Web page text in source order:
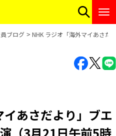
ブログ NHK ラジオ「海外マイあさだ
あさだより」ブエ